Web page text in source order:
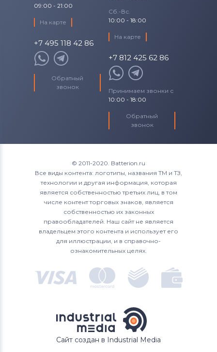
09:00 - 21:00
На карте
+7 495 118 42 86
Обратный
звонок
Сб.-Вс.
10:00 - 18:00
На карте
+7 812 425 62 86
Принимаем звонки с
10:00 - 18:00
Обратный
звонок
© 2011-2020. Batterion.ru
Все виды контента: логотипы, названия ТМ и ТЗ,
технологии и другая информация, которая
является собственностью третьих лиц, в том
числе контент торговых знаков, является
собственностью их законных
правообладателей. Наш сайт не является
владельцем этого контента и использует его
для иллюстрации, и в справочно-
ознакомительных целях.
Сайт создан в Industrial Media